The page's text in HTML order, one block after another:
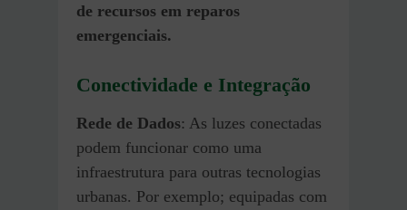
de recursos em reparos
emergenciais.
Conectividade e Integração
Rede de Dados: As luzes conectadas
podem funcionar como uma
infraestrutura para outras tecnologias
urbanas. Por exemplo; equipadas com